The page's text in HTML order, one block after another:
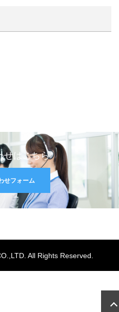
せはこちら
せフォーム
All Rights Reserved.